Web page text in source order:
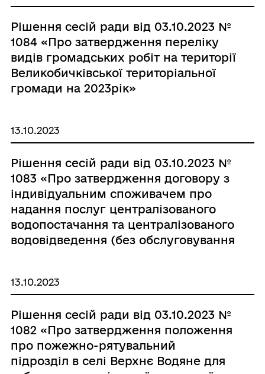
Рішення сесій ради від 03.10.2023 №
1084 «Про затвердження переліку
видів громадських робіт на території
Великобичківської територіальної
громади на 2023рік»
13.10.2023
Рішення сесій ради від 03.10.2023 №
1083 «Про затвердження договору з
індивідуальним споживачем про
надання послуг централізованого
водопостачання та централізованого
водовідведення (без обслуговування
громаді»
13.10.2023
Рішення сесій ради від 03.10.2023 №
1082 «Про затвердження положення
про пожежно-рятувальний
підрозділ в селі Верхнє Водяне для